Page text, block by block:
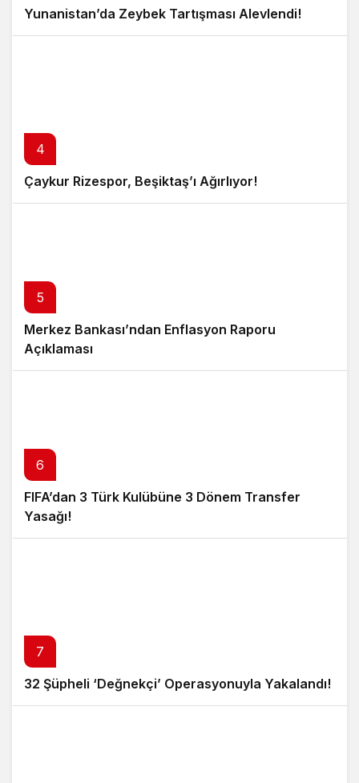
Yunanistan’da Zeybek Tartışması Alevlendi!
4
Çaykur Rizespor, Beşiktaş’ı Ağırlıyor!
5
Merkez Bankası’ndan Enflasyon Raporu
Açıklaması
6
FIFA’dan 3 Türk Kulübüne 3 Dönem Transfer
Yasağı!
7
32 Şüpheli ‘Değnekçi’ Operasyonuyla Yakalandı!